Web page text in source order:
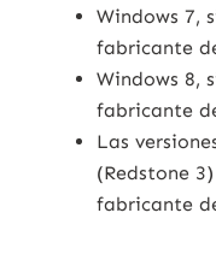
Windows 7,
fabricante
Windows 8,
fabricante
Las
(Redstone
fabricante